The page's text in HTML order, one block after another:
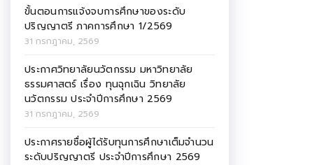
ขั้นตอนการแจ้งจบการศึกษาของระดับ
ปริญญาตรี ภาคการศึกษา 1/2569
31 กรกฎาคม, 2569
ประกาศวิทยาลัยนวัตกรรม มหาวิทยาลัย
ธรรมศาสตร์ เรื่อง ทุนฉุกเฉิน วิทยาลัย
นวัตกรรม ประจำปีการศึกษา 2569
31 กรกฎาคม, 2569
ประกาศรายชื่อผู้ได้รับทุนการศึกษาเต็มจำนวน
ระดับปริญญาตรี ประจำปีการศึกษา 2569